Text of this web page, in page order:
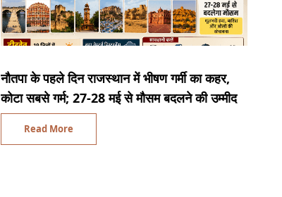
नौतपा के पहले दिन राजस्थान में भीषण गर्मी का कहर,
कोटा सबसे गर्म; 27-28 मई से मौसम बदलने की उम्मीद
Read More